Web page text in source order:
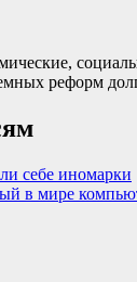
реформ
себе иномарки
в мире